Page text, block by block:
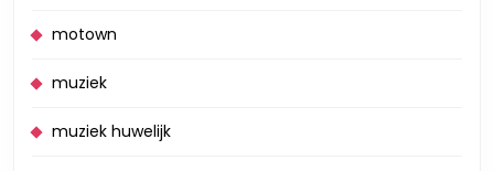
motown
muziek
muziek huwelijk